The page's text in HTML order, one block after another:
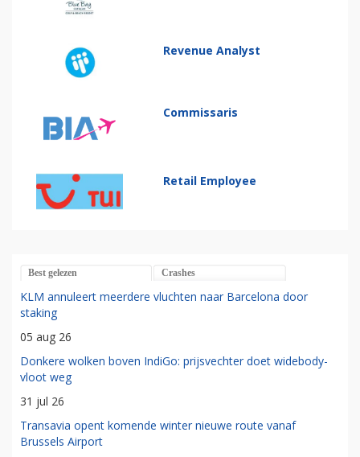
Revenue Analyst
Commissaris
Retail Employee
Best gelezen Crashes
KLM annuleert meerdere vluchten naar Barcelona door
staking
05 aug 26
Donkere wolken boven IndiGo: prijsvechter doet widebody-
vloot weg
31 jul 26
Transavia opent komende winter nieuwe route vanaf
Brussels Airport